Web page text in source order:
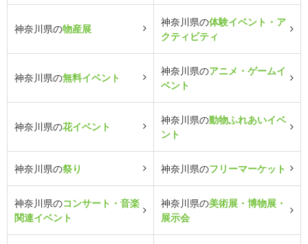
神奈川県の物産展
神奈川県の体験イベント・ア
クティビティ
神奈川県の無料イベント
神奈川県のアニメ・ゲームイ
ベント
神奈川県の花イベント
神奈川県の動物ふれあいイベ
ント
神奈川県の祭り 神奈川県のフリーマーケット
神奈川県のコンサート・音楽
関連イベント
神奈川県の美術展・博物展・
展示会